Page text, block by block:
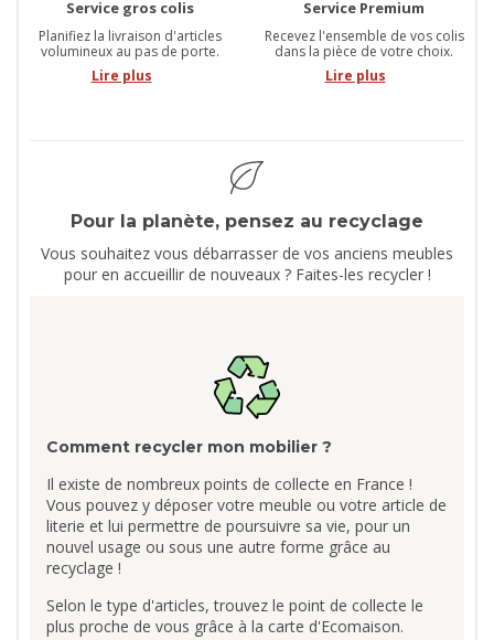
Service gros colis
Planifiez la livraison d'articles
volumineux au pas de porte.
Lire plus
Service Premium
Recevez l'ensemble de vos colis
dans la pièce de votre choix.
Lire plus
Pour la planète, pensez au recyclage
Vous souhaitez vous débarrasser de vos anciens meubles
pour en accueillir de nouveaux ? Faites-les recycler !
Comment recycler mon mobilier ?
Il existe de nombreux points de collecte en France !
Vous pouvez y déposer votre meuble ou votre article de
literie et lui permettre de poursuivre sa vie, pour un
nouvel usage ou sous une autre forme grâce au
recyclage !
Selon le type d'articles, trouvez le point de collecte le
plus proche de vous grâce à la carte d'Ecomaison.